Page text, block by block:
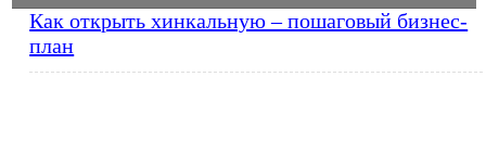
Как открыть хинкальную – пошаговый бизнес-
план